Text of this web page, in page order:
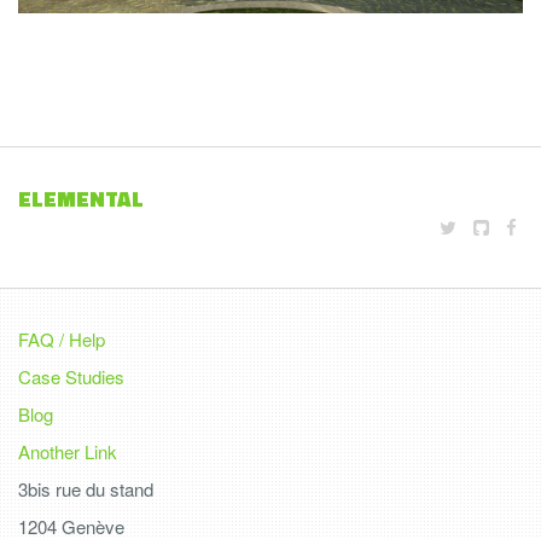
ELEMENTAL
FAQ / Help
Case Studies
Blog
Another Link
3bis rue du stand
1204 Genève